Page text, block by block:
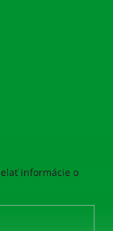
informácie o